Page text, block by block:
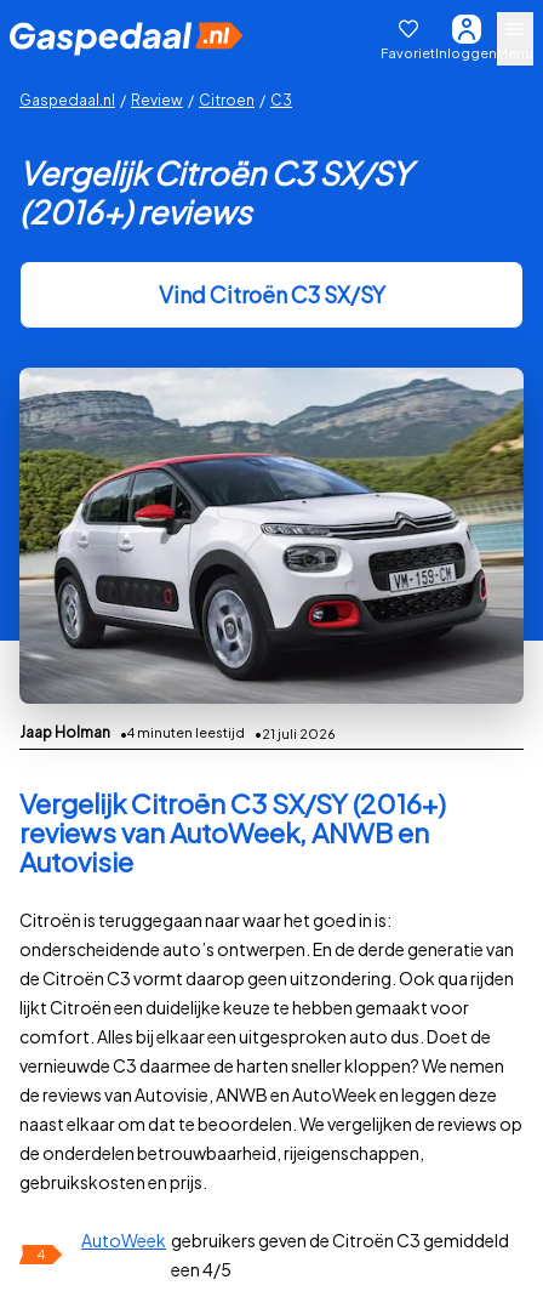
FavorietInloggen
Gaspedaal.nl / Review / Citroen / C3
Vergelijk Citroën C3 SX/SY
(2016+) reviews
Vind Citroën C3 SX/SY
Jaap Holman 4 minuten leestijd 21 juli 2026
Vergelijk Citroën C3 SX/SY (2016+)
reviews van AutoWeek, ANWB en
Autovisie
Citroën is teruggegaan naar waar het goed in is:
onderscheidende auto’s ontwerpen. En de derde generatie van
de Citroën C3 vormt daarop geen uitzondering. Ook qua rijden
lijkt Citroën een duidelijke keuze te hebben gemaakt voor
comfort. Alles bij elkaar een uitgesproken auto dus. Doet de
vernieuwde C3 daarmee de harten sneller kloppen? We nemen
de reviews van Autovisie, ANWB en AutoWeek en leggen deze
naast elkaar om dat te beoordelen. We vergelijken de reviews op
de onderdelen betrouwbaarheid, rijeigenschappen,
gebruikskosten en prijs.
4
AutoWeek gebruikers geven de Citroën C3 gemiddeld
een 4/5